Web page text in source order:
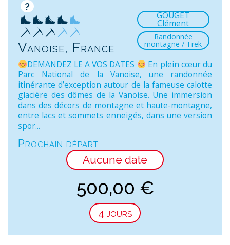
?
Vanoise, France
GOUGET
Clément
Randonnée
montagne / Trek
DEMANDEZ LE A VOS DATES
En plein cœur du
Parc National de la Vanoise, une randonnée
itinérante d’exception autour de la fameuse calotte
glacière des dômes de la Vanoise. Une immersion
dans des décors de montagne et haute-montagne,
entre lacs et sommets enneigés, dans une version
spor...
Prochain départ
Aucune date
500,00 €
4 jours